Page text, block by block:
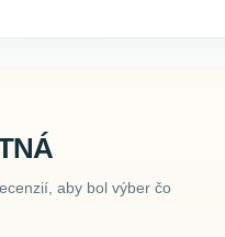
aby bol výber čo